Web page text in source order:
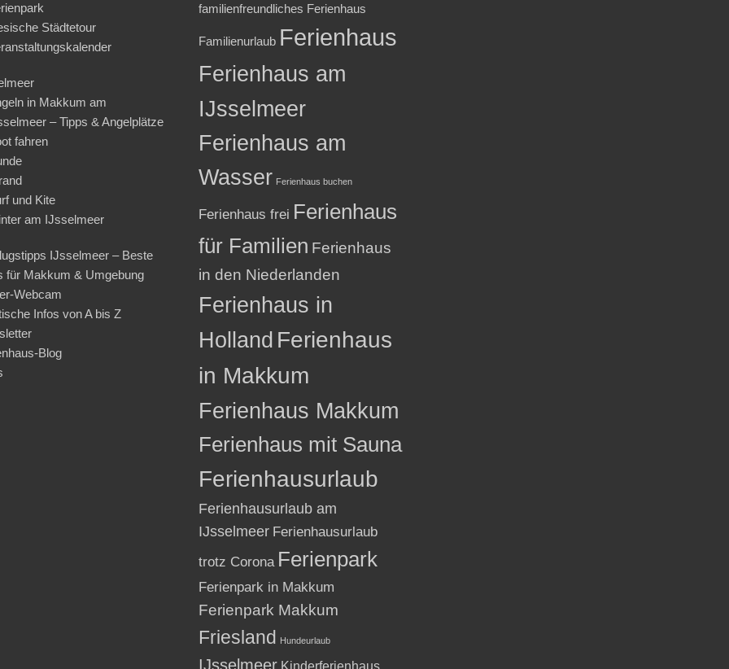
Städtetour
in Makkum am
– Tipps & Angelplätze
fahren
und Kite
am IJsselmeer
IJsselmeer – Beste
für Makkum & Umgebung
Webcam
Infos von A bis Z
Blog
familienfreundliches Ferienhaus
Familienurlaub Ferienhaus
Ferienhaus am
IJsselmeer
Ferienhaus am
Wasser Ferienhaus buchen
Ferienhaus frei Ferienhaus
für Familien Ferienhaus
in den Niederlanden
Ferienhaus in
Holland Ferienhaus
in Makkum
Ferienhaus Makkum
Ferienhaus mit Sauna
Ferienhausurlaub
Ferienhausurlaub am
IJsselmeer Ferienhausurlaub
trotz Corona Ferienpark
Ferienpark in Makkum
Ferienpark Makkum
Friesland Hundeurlaub
IJsselmeer Kinderferienhaus